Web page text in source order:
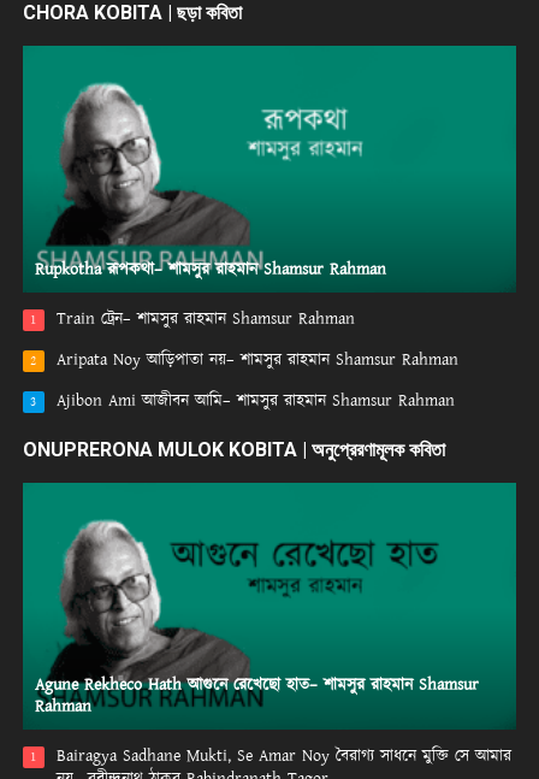
CHORA KOBITA | ছড়া কবিতা
Rupkotha রূপকথা– শামসুর রাহমান Shamsur Rahman
1 Train ট্রেন– শামসুর রাহমান Shamsur Rahman
2 Aripata Noy আড়িপাতা নয়– শামসুর রাহমান Shamsur Rahman
3 Ajibon Ami আজীবন আমি– শামসুর রাহমান Shamsur Rahman
ONUPRERONA MULOK KOBITA | অনুপ্রেরণামূলক কবিতা
Agune Rekheco Hath আগুনে রেখেছো হাত– শামসুর রাহমান Shamsur
Rahman
1
Bairagya Sadhane Mukti, Se Amar Noy বৈরাগ্য সাধনে মুক্তি সে আমার